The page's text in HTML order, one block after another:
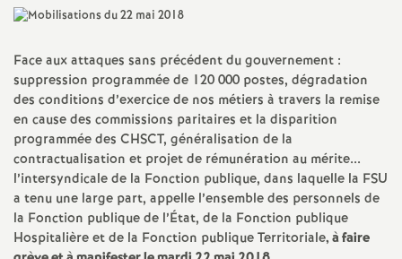
a
t
i
o
n
Face aux attaques sans précédent du gouvernement :
suppression programmée de 120 000 postes, dégradation
des conditions d’exercice de nos métiers à travers la remise
en cause des commissions paritaires et la disparition
programmée des CHSCT, généralisation de la
contractualisation et projet de rémunération au mérite...
l’intersyndicale de la Fonction publique, dans laquelle la FSU
a tenu une large part, appelle l’ensemble des personnels de
la Fonction publique de l’État, de la Fonction publique
Hospitalière et de la Fonction publique Territoriale, à faire